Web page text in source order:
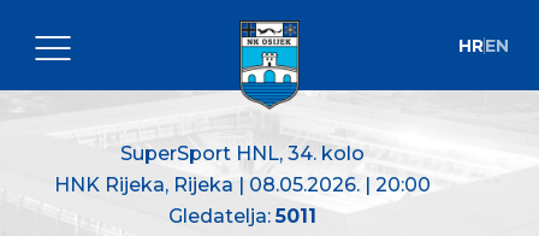
HREN
SuperSport HNL, 34. kolo
HNK Rijeka, Rijeka | 08.05.2026. | 20:00
Gledatelja:5011